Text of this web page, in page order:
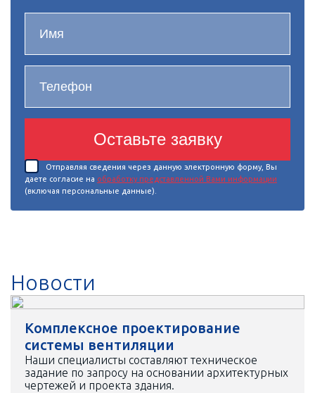
Оставьте заявку
Отправляя сведения через данную электронную форму, Вы
даете согласие на обработку представленной Вами информации
(включая персональные данные).
Новости
Комплексное проектирование
системы вентиляции
Наши специалисты составляют техническое
задание по запросу на основании архитектурных
чертежей и проекта здания.